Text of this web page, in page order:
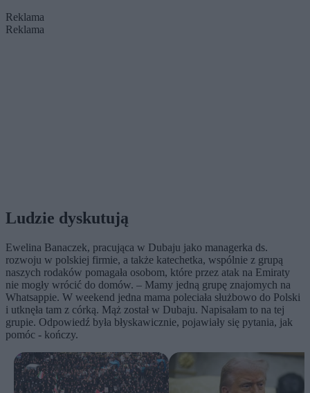
Reklama
Reklama
Ludzie dyskutują
Ewelina Banaczek, pracująca w Dubaju jako managerka ds.
rozwoju w polskiej firmie, a także katechetka, wspólnie z grupą
naszych rodaków pomagała osobom, które przez atak na Emiraty
nie mogły wrócić do domów. – Mamy jedną grupę znajomych na
Whatsappie. W weekend jedna mama poleciała służbowo do Polski
i utknęła tam z córką. Mąż został w Dubaju. Napisałam to na tej
grupie. Odpowiedź była błyskawicznie, pojawiały się pytania, jak
pomóc - kończy.